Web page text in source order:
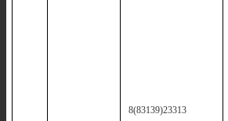
8(83139)23313